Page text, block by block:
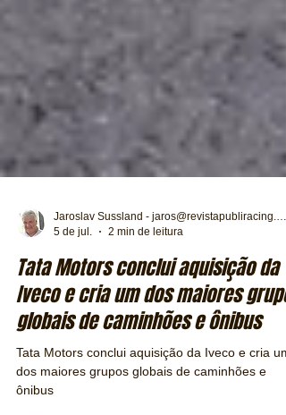
5 de jul.
2 min de leitura
Tata Motors conclui aquisição da
Iveco e cria um dos maiores grupos
globais de caminhões e ônibus
Tata Motors conclui aquisição da Iveco e cria um